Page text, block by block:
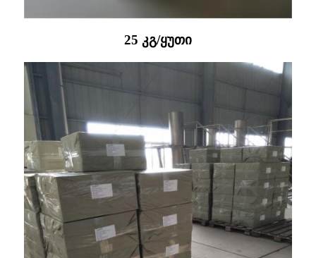
25 კგ/ყუთი